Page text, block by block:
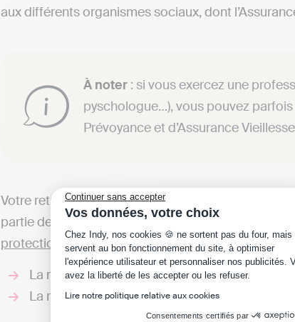
Continuer sans accepter
Vos données, votre choix
Plateforme de Gestion du
Chez Indy, nos cookies 🍪 ne sortent pas du four, mais
servent au bon fonctionnement du site, à optimiser
l'expérience utilisateur et personnaliser nos publicités.
avez la liberté de les accepter ou les refuser.
Lire notre politique relative aux cookies
Consentements certifiés par
Axeptio consent
aux différents organismes sociaux, dont
À noter : si vous exercez une
pyschologue…), vous pouvez
Prévoyance et d’Assurance
Votre retraite est basée sur un principe simple : à
partie de vos cotisations sociales est affectée à
protection sociale:
La retraite de base, gérée par l’Assurance
La retraite complémentaire.